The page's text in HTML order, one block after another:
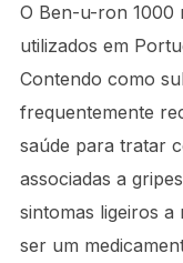
O Ben-u-ron 1000
utilizados em
Contendo como
frequentemente
saúde para tratar
associadas a
sintomas ligeiros
ser um